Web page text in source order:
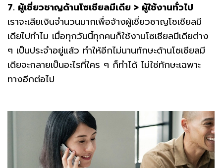
7. ผู้เชี่ยวชาญด้านโซเชียลมีเดีย > ผู้ใช้งานทั่วไป
เราจะเสียเงินจำนวนมากเพื่อจ้างผู้เชี่ยวชาญโซเชียลมี
เดียไปทำไม เมื่อทุกวันนี้ทุกคนก็ใช้งานโซเชียลมีเดียต่าง
ๆ เป็นประจำอยู่แล้ว ทำให้อีกไม่นานทักษะด้านโซเชียลมี
เดียจะกลายเป็นอะไรที่ใคร ๆ ก็ทำได้ ไม่ใช่ทักษะเฉพาะ
ทางอีกต่อไป